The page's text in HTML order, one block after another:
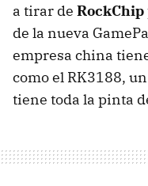
a tirar de RockChip
de la nueva
empresa china
como el RK3188, un
tiene toda la pinta